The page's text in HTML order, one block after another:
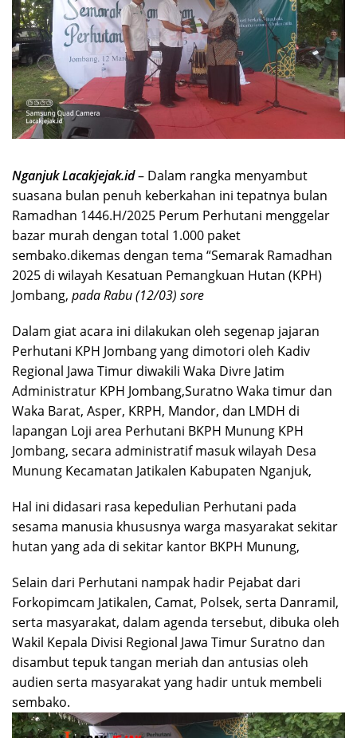
Nganjuk Lacakjejak.id– Dalam rangka menyambut
suasana bulan penuh keberkahan ini tepatnya bulan
Ramadhan 1446.H/2025 Perum Perhutani menggelar
bazar murah dengan total 1.000 paket
sembako.dikemas dengan tema “Semarak Ramadhan
2025 di wilayah Kesatuan Pemangkuan Hutan (KPH)
Jombang, pada Rabu (12/03) sore
Dalam giat acara ini dilakukan oleh segenap jajaran
Perhutani KPH Jombang yang dimotori oleh Kadiv
Regional Jawa Timur diwakili Waka Divre Jatim
Administratur KPH Jombang,Suratno Waka timur dan
Waka Barat, Asper, KRPH, Mandor, dan LMDH di
lapangan Loji area Perhutani BKPH Munung KPH
Jombang, secara administratif masuk wilayah Desa
Munung Kecamatan Jatikalen Kabupaten Nganjuk,
Hal ini didasari rasa kepedulian Perhutani pada
sesama manusia khususnya warga masyarakat sekitar
hutan yang ada di sekitar kantor BKPH Munung,
Selain dari Perhutani nampak hadir Pejabat dari
Forkopimcam Jatikalen, Camat, Polsek, serta Danramil,
serta masyarakat, dalam agenda tersebut, dibuka oleh
Wakil Kepala Divisi Regional Jawa Timur Suratno dan
disambut tepuk tangan meriah dan antusias oleh
audien serta masyarakat yang hadir untuk membeli
sembako.